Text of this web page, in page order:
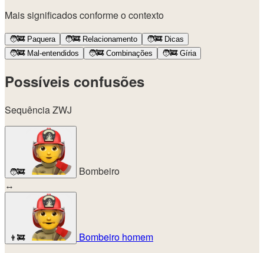
Mais significados conforme o contexto
🧑‍🚒Paquera 🧑‍🚒Relacionamento 🧑‍🚒Dicas
🧑‍🚒Mal-entendidos 🧑‍🚒Combinações 🧑‍🚒Gíria
Possíveis confusões
Sequência ZWJ
🧑‍🚒
Bombeiro
↔
👨‍🚒
Bombeiro homem